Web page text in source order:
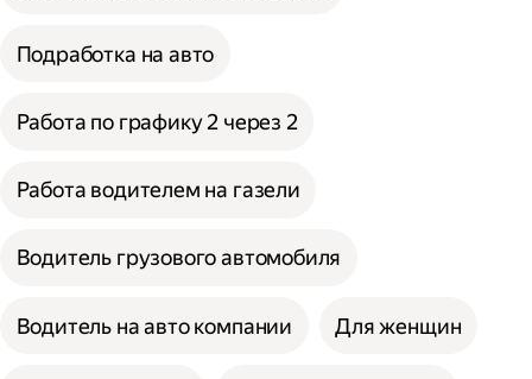
Подработка на авто
Работа по графику 2 через 2
Работа водителем на газели
Водитель грузового автомобиля
Водитель на авто компании Для женщин